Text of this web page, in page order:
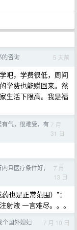
的咨询 5 天前
吧，学费很低，周间
学费也能赚回来。然
生活下限高。我是福
气，很难受，有 7 月
31 日
且医疗条件好，
7 月
13 日
也是正常范围）”：
射液 一言难尽。。。
个国外媳妇 7 月 10 日